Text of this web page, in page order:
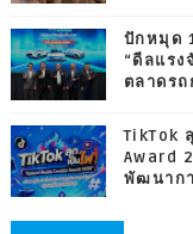
ปักหมุด
“ดีลแร
ตลาดร
TikTok
Award
พัฒนาก